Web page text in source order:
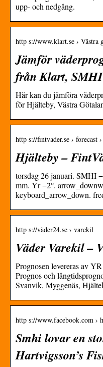
upp- och nedgång.
http s://www.klart.se › Västra
Jämför
från Klart,
Här kan du jämföra
för Hjälteby, Västra
http s://fintvader.se › forecast
Hjälteby –
torsdag 26 januari. SMHI
mm. Yr −2°.
keyboard_arrow_down.
http s://väder24.se › varekil
Väder Varekil –
Prognosen levereras av
Prognos och
Svanvik, Myggenäs,
http s://www.facebook.com ›
Smhi lovar en
Hartvigsson’s